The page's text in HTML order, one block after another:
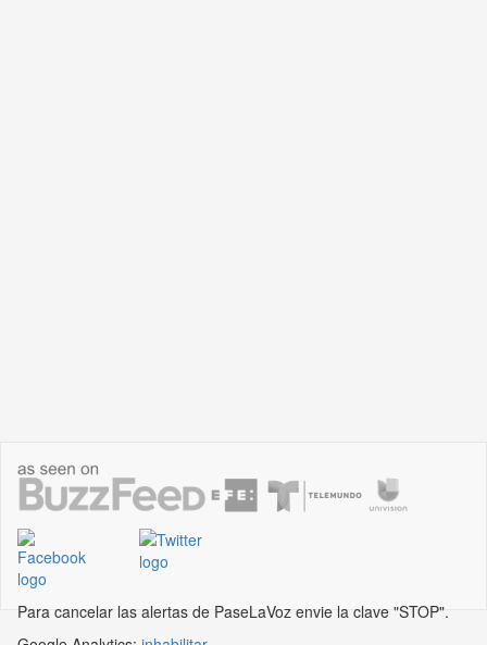
Para cancelar las alertas de PaseLaVoz envie la clave "STOP".